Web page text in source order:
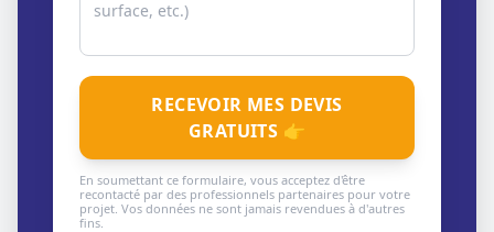
RECEVOIR MES DEVIS
GRATUITS 👉
En soumettant ce formulaire, vous acceptez d'être
recontacté par des professionnels partenaires pour votre
projet. Vos données ne sont jamais revendues à d'autres
fins.